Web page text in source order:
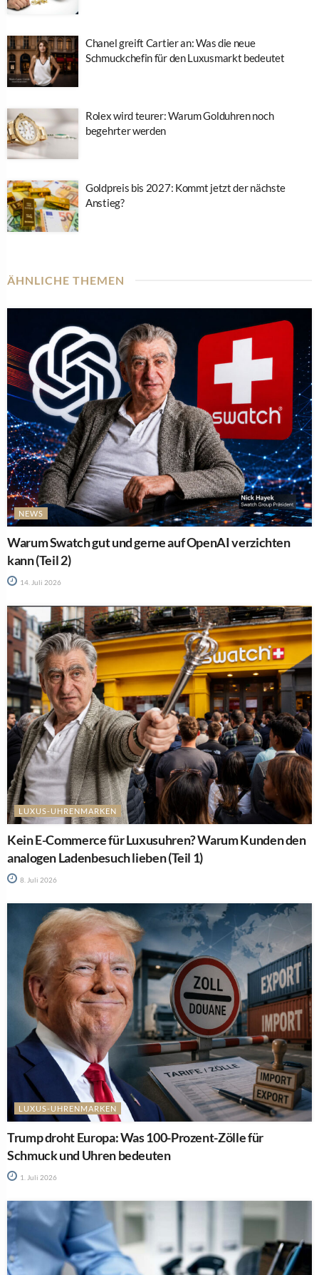
Chanel greift Cartier an: Was die neue
Schmuckchefin für den Luxusmarkt bedeutet
Rolex wird teurer: Warum Golduhren noch
begehrter werden
Goldpreis bis 2027: Kommt jetzt der nächste
Anstieg?
ÄHNLICHE THEMEN
NEWS
Warum Swatch gut und gerne auf OpenAI verzichten
kann (Teil 2)
14. Juli 2026
LUXUS-UHRENMARKEN
Kein E-Commerce für Luxusuhren? Warum Kunden den
analogen Ladenbesuch lieben (Teil 1)
8. Juli 2026
LUXUS-UHRENMARKEN
Trump droht Europa: Was 100-Prozent-Zölle für
Schmuck und Uhren bedeuten
1. Juli 2026